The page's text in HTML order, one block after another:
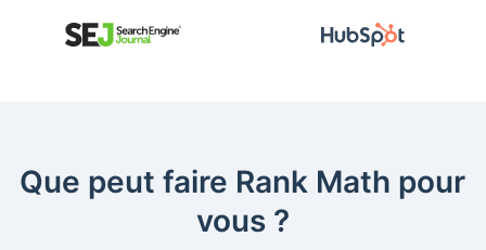
Que peut faire Rank Math pour
vous ?